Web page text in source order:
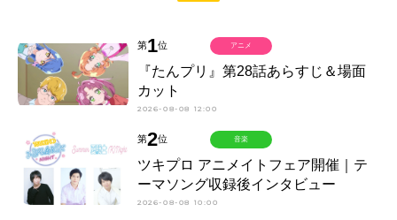
第1位
『たんプリ』第28話あらすじ＆場面
カット
2026-08-08 12:00
アニメ
第2位
ツキプロ アニメイトフェア開催｜テ
ーマソング収録後インタビュー
2026-08-08 10:00
音楽